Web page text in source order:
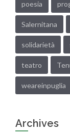
poesia
Salernitana
solidarietà
teatro
weareinpuglia
Archives